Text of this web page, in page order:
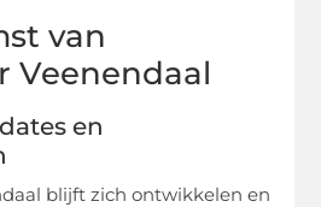
van
Veenendaal
en
blijft zich ontwikkelen en